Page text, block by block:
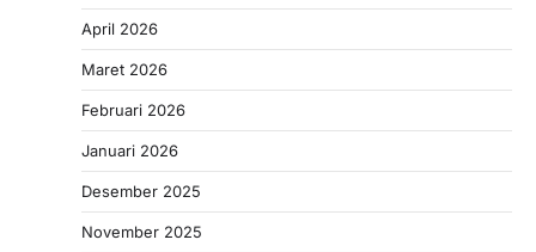
April 2026
Maret 2026
Februari 2026
Januari 2026
Desember 2025
November 2025